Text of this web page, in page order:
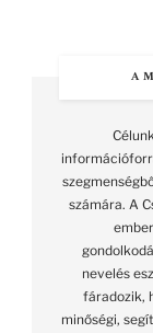
A
számára. A
nevelés
fáradozik,
minőségi,